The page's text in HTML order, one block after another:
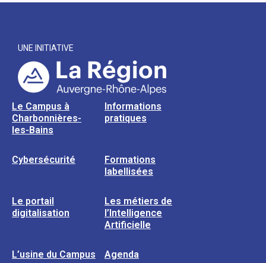
UNE INITIATIVE
Le Campus à
Charbonnières-
les-Bains
Informations
pratiques
Cybersécurité
Formations
labellisées
Le portail
digitalisation
Les métiers de
l’Intelligence
Artificielle
L’usine du Campus Agenda